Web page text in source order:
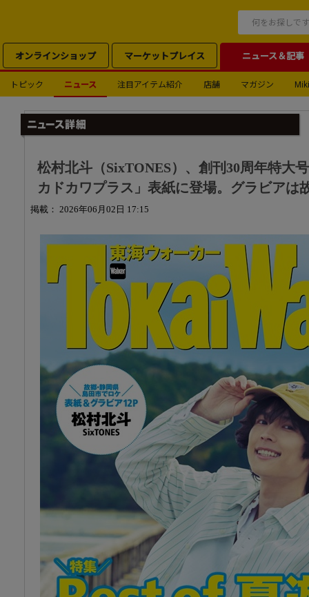
オンラインショップ マーケットプレイス ニュース＆記事
トピック ニュース 注目アイテム紹介 店舗 マガジン
松村北斗（SixTONES）、創刊30周年特大
カドカワプラス」表紙に登場。グラビアは
掲載： 2026年06月02日 17:15